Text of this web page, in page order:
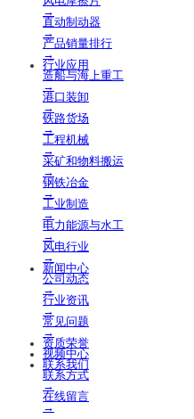
→
直动制动器
→
产品销量排行
→
行业应用
造船与海上重工
→
港口装卸
→
铁路货场
→
工程机械
→
采矿和物料搬运
→
钢铁冶金
→
工业制造
→
电力能源与水工
→
风电行业
→
新闻中心
公司动态
→
行业资讯
→
常见问题
→
资质荣誉
视频中心
联系我们
联系方式
→
在线留言
→